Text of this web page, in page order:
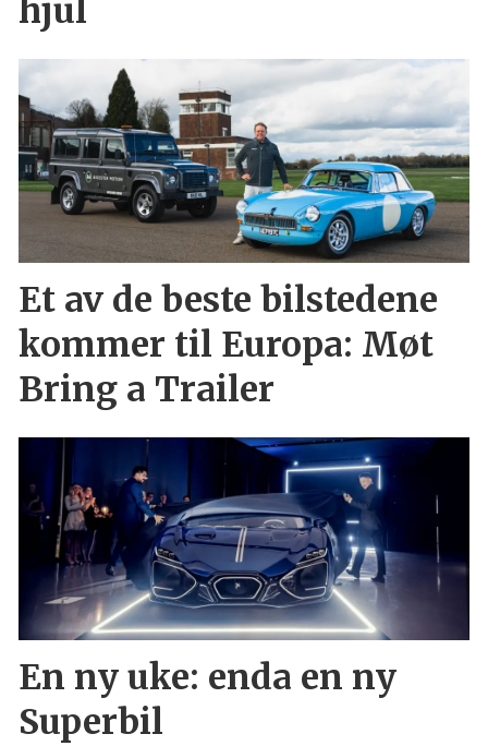
hjul
Et av de beste bilstedene
kommer til Europa: Møt
Bring a Trailer
En ny uke: enda en ny
Superbil